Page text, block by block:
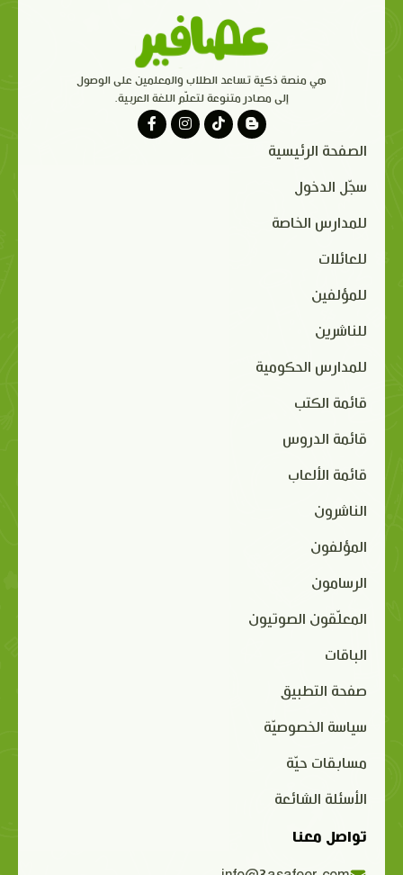
هي منصة ذكية تساعد الطلاب والمعلمين على الوصول
إلى مصادر متنوعة لتعلّم اللغة العربية.
الصفحة الرئيسية
سجّل الدخول
للمدارس الخاصة
للعائلات
للمؤلفين
للناشرين
للمدارس الحكومية
قائمة الكتب
قائمة الدروس
قائمة الألعاب
الناشرون
المؤلفون
الرسامون
المعلّقون الصوتيون
الباقات
صفحة التطبيق
سياسة الخصوصيّة
مسابقات حيّة
الأسئلة الشائعة
تواصل معنا